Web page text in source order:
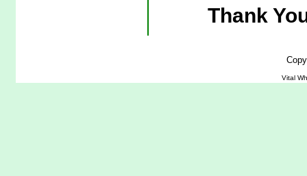
Thank
Vital